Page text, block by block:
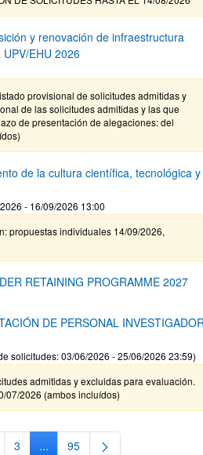
y renovación de infraestructura
EHU 2026
provisional de solicitudes admitidas y
de las solicitudes admitidas y las que
de presentación de alegaciones: del
de la cultura científica, tecnológica
- 16/09/2026 13:00
propuestas individuales 14/09/2026,
RETAINING PROGRAMME 2027
DE PERSONAL INVESTIGADOR
solicitudes: 03/06/2026 - 25/06/2026 23:59)
admitidas y excluidas para evaluación.
07/2026 (ambos incluídos)
Página
3 ...Páginas intermedias Use TAB
Página
95